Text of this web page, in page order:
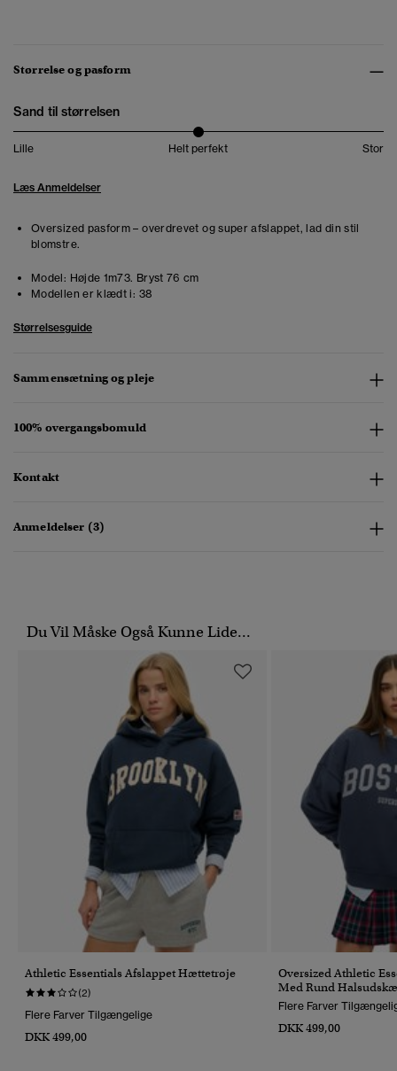
Størrelse og pasform
Sand til størrelsen
Lille Helt perfekt Stor
Læs Anmeldelser
Oversized pasform – overdrevet og super afslappet, lad din stil
blomstre.
Model: Højde 1m73. Bryst 76 cm
Modellen er klædt i: 38
Størrelsesguide
Sammensætning og pleje
100% overgangsbomuld
Kontakt
Anmeldelser (3)
Du Vil Måske Også Kunne Lide...
Athletic Essentials Afslappet Hættetrøje
(2)
Flere Farver Tilgængelige
DKK 499,00
Oversized Athletic
Med Rund
Flere Farver
DKK 499,00